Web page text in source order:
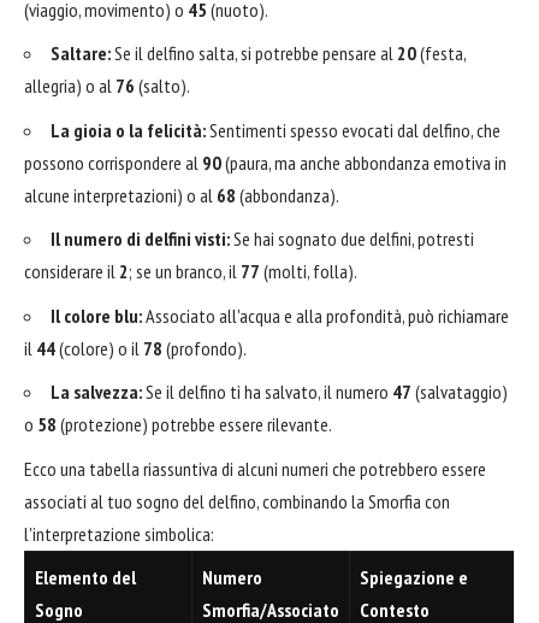
(viaggio, movimento) o 45 (nuoto).
Saltare:Se il delfino salta, si potrebbe pensare al 20(festa,
allegria) o al 76 (salto).
La gioia o la felicità:Sentimenti spesso evocati dal delfino, che
possono corrispondere al 90(paura, ma anche abbondanza emotiva in
alcune interpretazioni) o al 68 (abbondanza).
Il numero di delfini visti:Se hai sognato due delfini, potresti
considerare il 2; se un branco, il 77 (molti, folla).
Il colore blu:Associato all'acqua e alla profondità, può richiamare
il 44(colore) o il 78 (profondo).
La salvezza:Se il delfino ti ha salvato, il numero 47 (salvataggio)
o 58 (protezione) potrebbe essere rilevante.
Ecco una tabella riassuntiva di alcuni numeri che potrebbero essere
associati al tuo sogno del delfino, combinando la Smorfia con
l'interpretazione simbolica:
Elemento del
Sogno
Numero
Smorfia/Associato
Spiegazione e
Contesto